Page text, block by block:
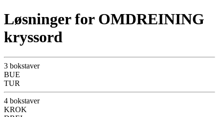
Løsninger for OMDREINING
kryssord
3 bokstaver
BUE
TUR
4 bokstaver
KROK